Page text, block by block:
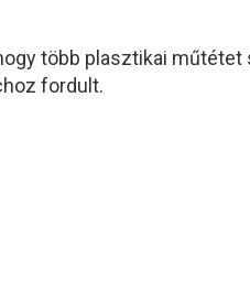
több plasztikai
fordult.